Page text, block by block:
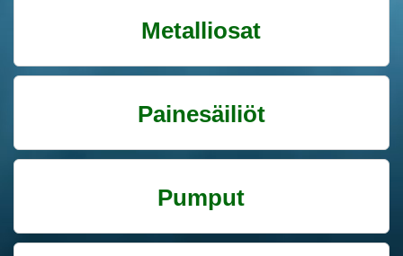
Metalliosat
Painesäiliöt
Pumput